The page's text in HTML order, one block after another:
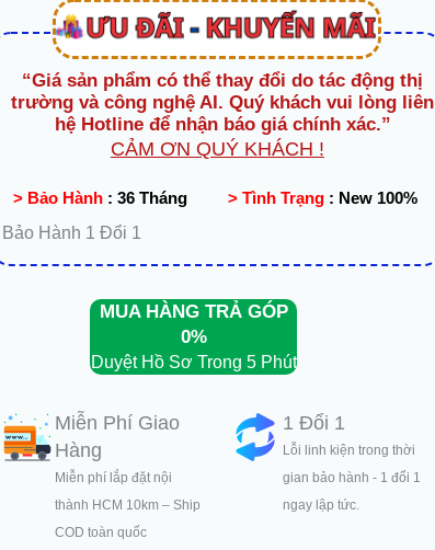
“Giá sản phẩm có thể thay đổi do tác động thị
trường và công nghệ AI. Quý khách vui lòng liên
hệ Hotline để nhận báo giá chính xác.”
CẢM ƠN QUÝ KHÁCH !
> Bảo Hành :36 Tháng > Tình Trạng : New 100%
Bảo Hành 1 Đổi 1
MUA HÀNG TRẢ GÓP
0%
Duyệt Hồ Sơ Trong 5 Phút
Miễn Phí Giao
Hàng
Miễn phí lắp đặt nội
thành HCM 10km – Ship
COD toàn quốc
1 Đổi 1
Lỗi linh kiện trong thời
gian bảo hành - 1 đổi 1
ngay lập tức.